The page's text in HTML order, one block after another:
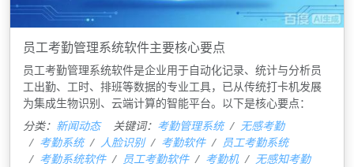
员工考勤管理系统软件主要核心要点
员工考勤管理系统软件是企业用于自动化记录、统计与分析员
工出勤、工时、排班等数据的专业工具，已从传统打卡机发展
为集成生物识别、云端计算的智能平台。以下是核心要点：
分类： 新闻动态 关键词： 考勤管理系统
无感考勤
考勤系统
人脸识别 考勤软件
员工考勤系统
考勤系统软件
员工考勤软件 考勤机 无感知考勤